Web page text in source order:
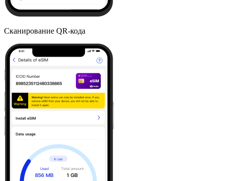
Сканирование QR-кода